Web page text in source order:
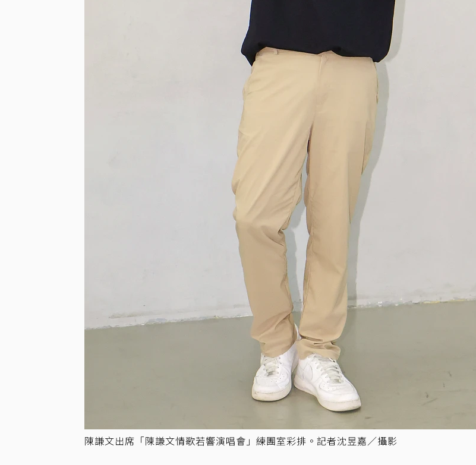
陳謙文出席「陳謙文情歌若響演唱會」練團室彩排。記者沈昱嘉／攝影